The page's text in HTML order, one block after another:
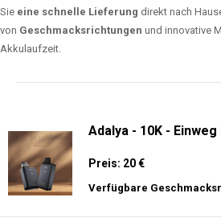
Sie eine schnelle Lieferung direkt nach
von Geschmacksrichtungen und innovative
Akkulaufzeit.
Adalya - 10K -
Preis: 20 €
Verfügbare